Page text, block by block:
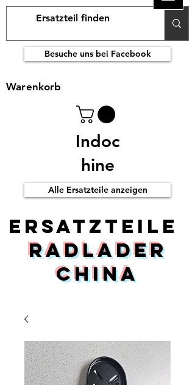
Alle Ersatzteile anzeigen
Indoc
hine
Warenkorb
ERsatzteile
Radlader
China
Besuche uns bei Facebook